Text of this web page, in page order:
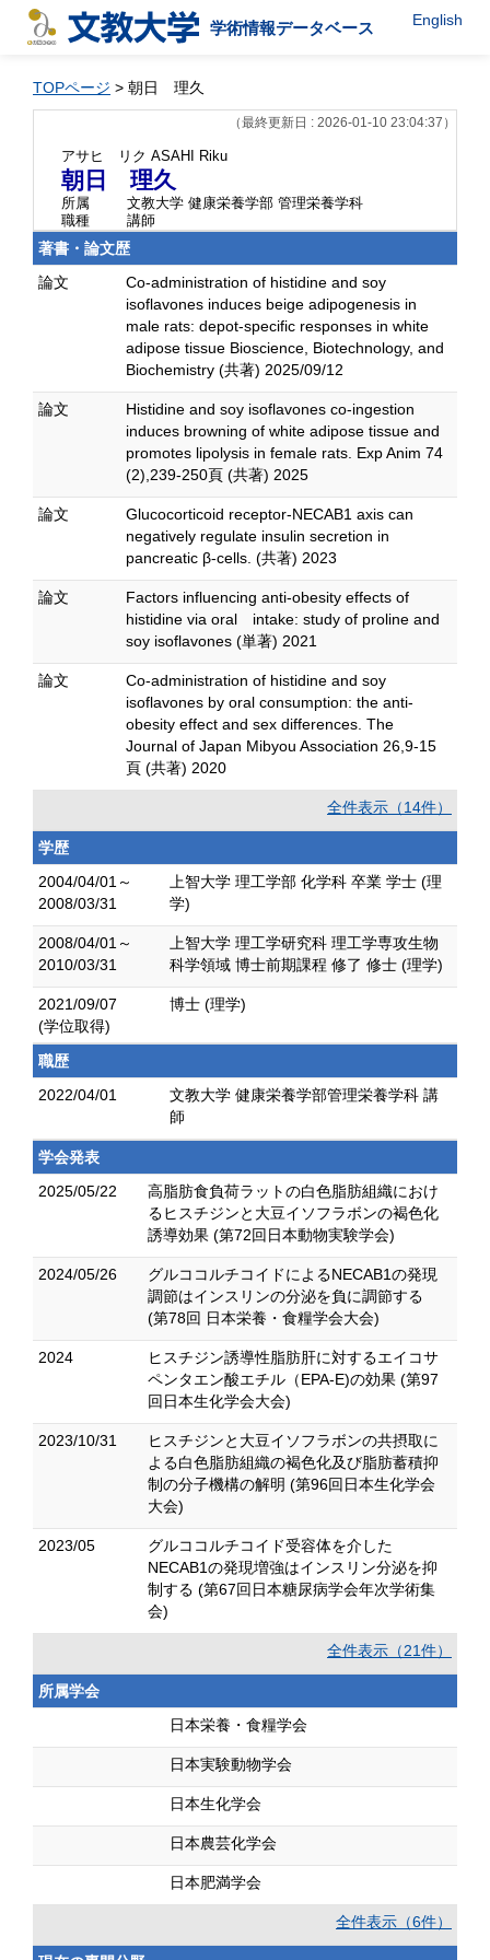
学術情報データベース English
TOPページ > 朝日 理久
（最終更新日 : 2026-01-10 23:04:37）
アサヒ リク ASAHI Riku
朝日 理久
所属
文教大学 健康栄養学部 管理栄養学科
職種
講師
著書・論文歴
論文
Co-administration of histidine and soy
isoflavones induces beige adipogenesis in
male rats: depot-specific responses in white
adipose tissue Bioscience, Biotechnology, and
Biochemistry (共著) 2025/09/12
論文
Histidine and soy isoflavones co-ingestion
induces browning of white adipose tissue and
promotes lipolysis in female rats. Exp Anim 74
(2),239-250頁 (共著) 2025
論文
Glucocorticoid receptor-NECAB1 axis can
negatively regulate insulin secretion in
pancreatic β-cells. (共著) 2023
論文
Factors influencing anti-obesity effects of
histidine via oral intake: study of proline and
soy isoflavones (単著) 2021
論文
Co-administration of histidine and soy
isoflavones by oral consumption: the anti-
obesity effect and sex differences. The
Journal of Japan Mibyou Association 26,9-15
頁 (共著) 2020
全件表示（14件）
学歴
2004/04/01～
2008/03/31
上智大学 理工学部 化学科 卒業 学士 (理
学)
2008/04/01～
2010/03/31
上智大学 理工学研究科 理工学専攻生物
科学領域 博士前期課程 修了 修士 (理学)
2021/09/07
(学位取得)
博士 (理学)
職歴
2022/04/01
文教大学 健康栄養学部管理栄養学科 講
師
学会発表
2025/05/22
高脂肪食負荷ラットの白色脂肪組織におけ
るヒスチジンと大豆イソフラボンの褐色化
誘導効果 (第72回日本動物実験学会)
2024/05/26
グルココルチコイドによるNECAB1の発現
調節はインスリンの分泌を負に調節する
(第78回 日本栄養・食糧学会大会)
2024
ヒスチジン誘導性脂肪肝に対するエイコサ
ペンタエン酸エチル（EPA-E)の効果 (第97
回日本生化学会大会)
2023/10/31
ヒスチジンと大豆イソフラボンの共摂取に
よる白色脂肪組織の褐色化及び脂肪蓄積抑
制の分子機構の解明 (第96回日本生化学会
大会)
2023/05
グルココルチコイド受容体を介した
NECAB1の発現増強はインスリン分泌を抑
制する (第67回日本糖尿病学会年次学術集
会)
全件表示（21件）
所属学会
日本栄養・食糧学会
日本実験動物学会
日本生化学会
日本農芸化学会
日本肥満学会
全件表示（6件）